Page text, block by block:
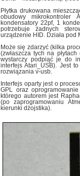
Płytka drukowana
obudowy
kondensatory 22pf, 1
potrzebuje żadnych
urządzenie HID. Działa pod
Może się zdarzyć (kilka
(zwłaszcza tych na
wystarczy podpiąć je do
interfejs Atari_USB). Jest
rozwiązania v-usb.
Interfejs oparty jest o
GPL oraz
którego autorem jest
(po zaprogramowaniu
kierunki dżojstika).